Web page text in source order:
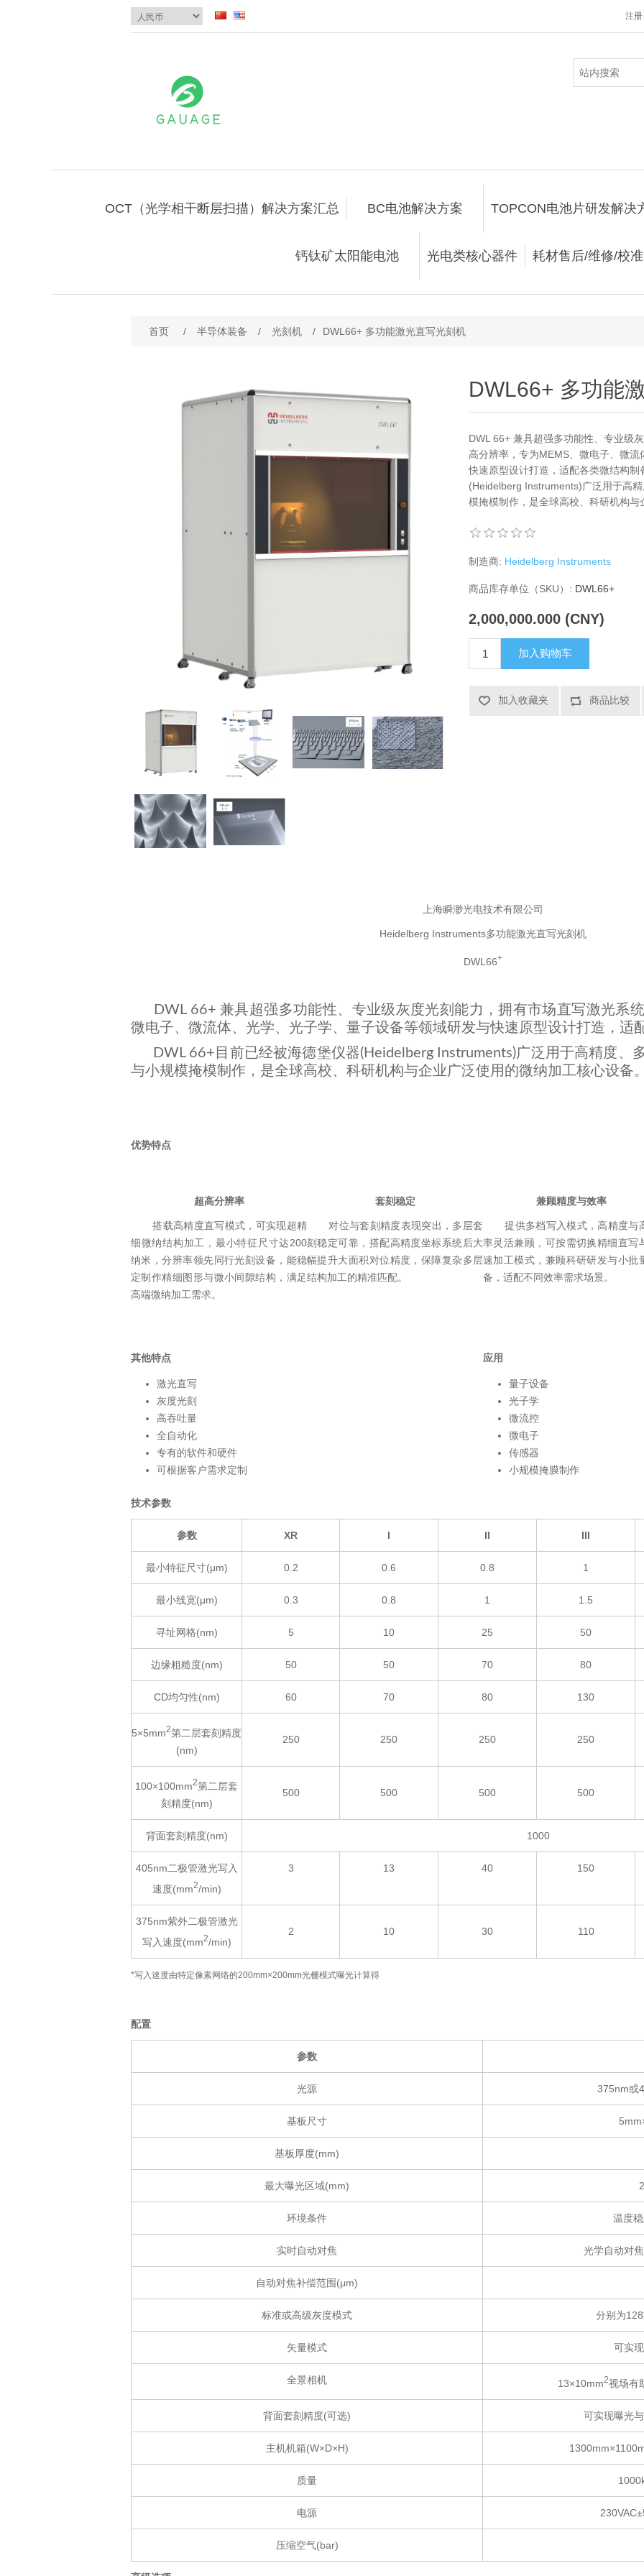
注册
OCT（光学相干断层扫描）解决方案汇总 BC电池解决方案 TOPCON电池片研发解决
钙钛矿太阳能电池 光电类核心器件 耗材售后/维修/校准
首页 / 半导体装备 / 光刻机 / DWL66+ 多功能激光直写光刻机
DWL66+ 多功能
DWL 66+ 兼具超强多功能性、专业级
高分辨率，专为MEMS、微电子、微
快速原型设计打造，适配各类微结构
(Heidelberg Instruments)广泛用于高
模掩模制作，是全球高校、科研机构与
制造商: Heidelberg Instruments
商品库存单位（SKU）: DWL66+
2,000,000.000 (CNY)
加入购物车
加入收藏夹 商品比较
上海瞬渺光电技术有限公司
Heidelberg Instruments多功能激光直写光刻机
DWL66+
DWL 66+ 兼具超强多功能性、专业级灰度光刻能力，拥有市场直写激光系统
微电子、微流体、光学、光子学、量子设备等领域研发与快速原型设计打造，适
DWL 66+目前已经被海德堡仪器(Heidelberg Instruments)广泛用于高精度、
与小规模掩模制作，是全球高校、科研机构与企业广泛使用的微纳加工核心设备。
优势特点
超高分辨率
搭载高精度直写模式，可实现超精
细微纳结构加工，最小特征尺寸达200
纳米，分辨率领先同行光刻设备，能稳
定制作精细图形与微小间隙结构，满足
高端微纳加工需求。
套刻稳定
对位与套刻精度表现突出，多层套
刻稳定可靠，搭配高精度坐标系统后大
幅提升大面积对位精度，保障复杂多层
结构加工的精准匹配。
兼顾精度与效率
提供多档写入模式，高精度与
率灵活兼顾，可按需切换精细直写
速加工模式，兼顾科研研发与小批
备，适配不同效率需求场景。
其他特点
激光直写
灰度光刻
高吞吐量
全自动化
专有的软件和硬件
可根据客户需求定制
应用
量子设备
光子学
微流控
微电子
传感器
小规模掩膜制作
技术参数
参数 XR I II III
最小特征尺寸(μm) 0.2 0.6 0.8 1
最小线宽(μm) 0.3 0.8 1 1.5
寻址网格(nm) 5 10 25 50
边缘粗糙度(nm) 50 50 70 80
CD均匀性(nm) 60 70 80 130
5×5mm2第二层套刻精度
(nm)
250 250 250 250
100×100mm2第二层套
刻精度(nm)
500 500 500 500
背面套刻精度(nm) 1000
405nm二极管激光写入
速度(mm2/min)
3 13 40 150
375nm紫外二极管激光
写入速度(mm2/min)
2 10 30 110
*写入速度由特定像素网络的200mm×200mm光栅模式曝光计算得
配置
参数
光源 375nm或
基板尺寸
基板厚度(mm)
最大曝光区域(mm)
环境条件 温度
实时自动对焦 光学自动对
自动对焦补偿范围(μm)
标准或高级灰度模式 分别为
矢量模式 可实
全景相机 13×10mm2视场有
背面套刻精度(可选) 可实现曝光
主机机箱(W×D×H)
质量
电源
压缩空气(bar)